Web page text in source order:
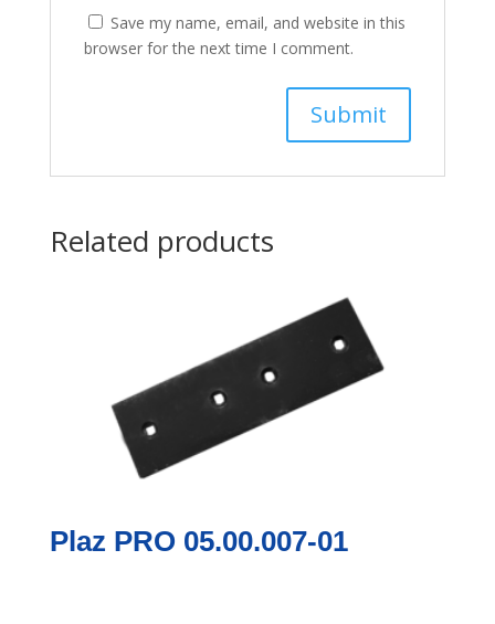
Save my name, email, and website in this
browser for the next time I comment.
Related products
Plaz PRO 05.00.007-01